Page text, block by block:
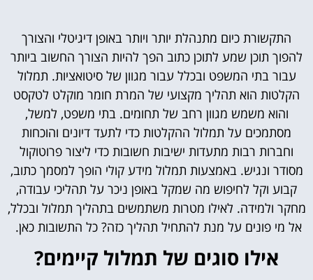
התקשורת כיום מתנהלת יותר ויותר באופן דיגיטלי והצורך
להפוך תוכן שמע לתוכן כתוב הפך להיות הצורך החשוב ביותר
עבור בתי המשפט ובכלל עבור מגוון של סיטואציות. תמלול
הקלטות הוא תהליך מקצועי של המרת חומר מוקלט לטקסט
והוא משמש מגוון רחב של תחומים. בתי משפט, למשל,
מסתמכים על תמלול ההקלטות כדי לתעד דיונים והוכחות
וחברות רבות מתעדות ישיבות חשובות כדי ליצור פרוטוקול
מסודר ונגיש. באמצעות תמלול מידע קולי הופך למסמך כתוב,
קבוע וקל לחיפוש מה שמקל באופן ניכר על תהליכי עבודה,
מחקר ולמידה. לאילו מטרות משתמשים בתהליך תמלול ובכלל,
אל מי פונים על מנת להתחיל תהליך כזה? כל התשובות כאן.
אילו סוגים של תמלול קיימים?